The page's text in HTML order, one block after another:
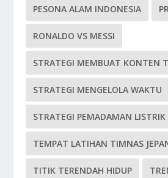
PESONA ALAM INDONESIA
RONALDO VS MESSI
STRATEGI MEMBUAT KONTEN
STRATEGI MENGELOLA WAKTU
STRATEGI PEMADAMAN LISTRIK
TEMPAT LATIHAN TIMNAS
TITIK TERENDAH HIDUP